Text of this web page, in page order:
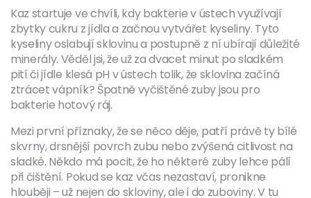
Kaz startuje ve chvíli, kdy bakterie v ústech využívají
zbytky cukru z jídla a začnou vytvářet kyseliny. Tyto
kyseliny oslabují sklovinu a postupně z ní ubírají důležité
minerály. Věděl jsi, že už za dvacet minut po sladkém
pití či jídle klesá pH v ústech tolik, že sklovina začíná
ztrácet vápník? Špatně vyčištěné zuby jsou pro
bakterie hotový ráj.
Mezi první příznaky, že se něco děje, patří právě ty bílé
skvrny, drsnější povrch zubu nebo zvýšená citlivost na
sladké. Někdo má pocit, že ho některé zuby lehce pálí
při čištění. Pokud se kaz včas nezastaví, pronikne
hlouběji – už nejen do skloviny, ale i do zuboviny. V tu